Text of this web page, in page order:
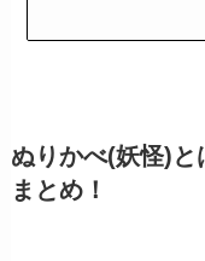
ぬりかべ(妖怪)
まとめ！